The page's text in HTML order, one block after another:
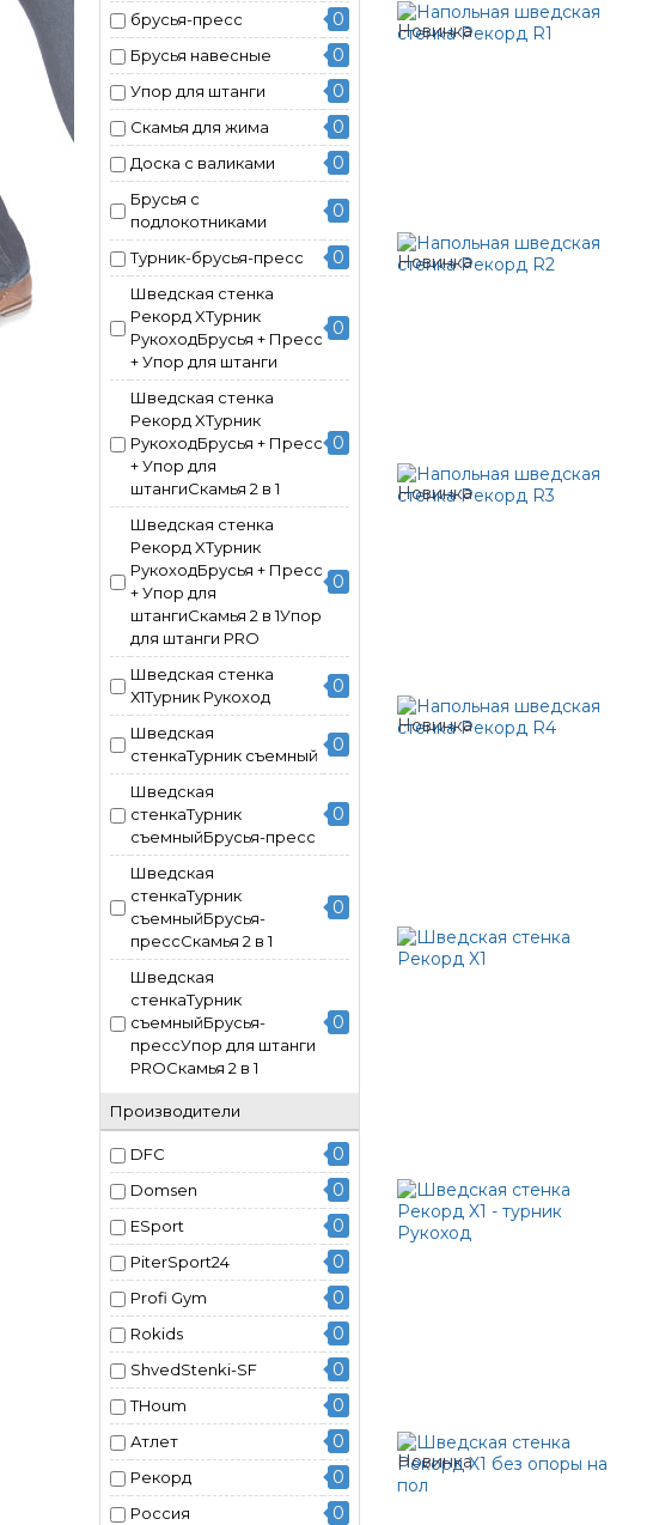
брусья-пресс 0
Брусья навесные 0
Упор для штанги 0
Скамья для жима 0
Доска с валиками 0
Брусья с
подлокотниками
0
Турник-брусья-пресс 0
Шведская стенка
Рекорд XТурник
РукоходБрусья + Пресс
+ Упор для штанги
0
Шведская стенка
Рекорд XТурник
РукоходБрусья + Пресс
+ Упор для
штангиСкамья 2 в 1
0
Шведская стенка
Рекорд XТурник
РукоходБрусья + Пресс
+ Упор для
штангиСкамья 2 в 1Упор
для штанги PRO
0
Шведская стенка
Х1Турник Рукоход
0
Шведская
стенкаТурник съемный
0
Шведская
стенкаТурник
съемныйБрусья-пресс
0
Шведская
стенкаТурник
съемныйБрусья-
прессСкамья 2 в 1
0
Шведская
стенкаТурник
съемныйБрусья-
прессУпор для штанги
PROСкамья 2 в 1
0
Производители
DFC 0
Domsen 0
ESport 0
PiterSport24 0
Profi Gym 0
Rokids 0
ShvedStenki-SF 0
THoum 0
Атлет 0
Рекорд 0
Россия 0